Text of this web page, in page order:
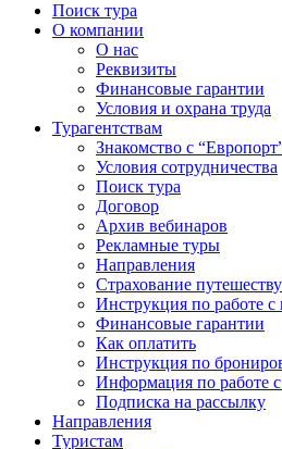
Поиск тура
О компании
О нас
Реквизиты
Финансовые гарантии
Условия и охрана труда
Турагентствам
Знакомство с
Условия сотрудничества
Поиск тура
Договор
Архив вебинаров
Рекламные туры
Направления
Страхование
Инструкция по работе с
Финансовые гарантии
Как оплатить
Инструкция по
Информация по работе
Подписка на рассылку
Направления
Туристам